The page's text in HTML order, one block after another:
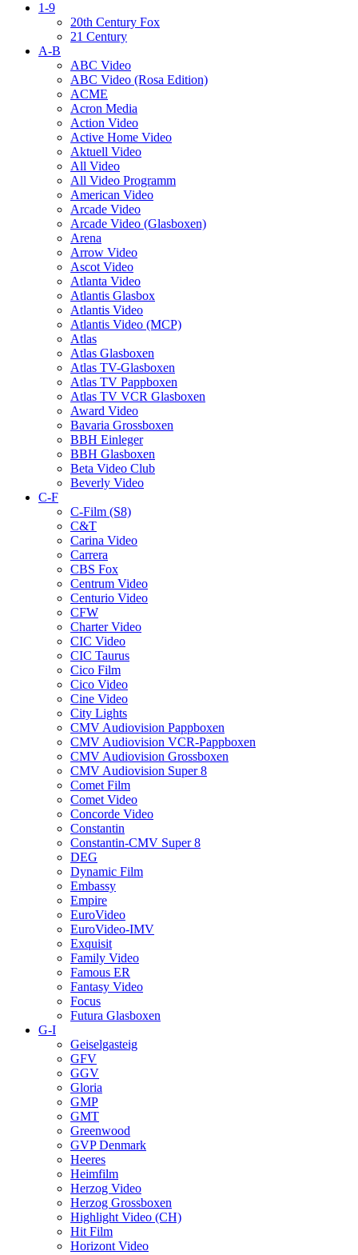
1-9
20th Century Fox
21 Century
A-B
ABC Video
ABC Video (Rosa Edition)
ACME
Acron Media
Action Video
Active Home Video
Aktuell Video
All Video
All Video Programm
American Video
Arcade Video
Arcade Video (Glasboxen)
Arena
Arrow Video
Ascot Video
Atlanta Video
Atlantis Glasbox
Atlantis Video
Atlantis Video (MCP)
Atlas
Atlas Glasboxen
Atlas TV-Glasboxen
Atlas TV Pappboxen
Atlas TV VCR Glasboxen
Award Video
Bavaria Grossboxen
BBH Einleger
BBH Glasboxen
Beta Video Club
Beverly Video
C-F
C-Film (S8)
C&T
Carina Video
Carrera
CBS Fox
Centrum Video
Centurio Video
CFW
Charter Video
CIC Video
CIC Taurus
Cico Film
Cico Video
Cine Video
City Lights
CMV Audiovision Pappboxen
CMV Audiovision VCR-Pappboxen
CMV Audiovision Grossboxen
CMV Audiovision Super 8
Comet Film
Comet Video
Concorde Video
Constantin
Constantin-CMV Super 8
DEG
Dynamic Film
Embassy
Empire
EuroVideo
EuroVideo-IMV
Exquisit
Family Video
Famous ER
Fantasy Video
Focus
Futura Glasboxen
G-I
Geiselgasteig
GFV
GGV
Gloria
GMP
GMT
Greenwood
GVP Denmark
Heeres
Heimfilm
Herzog Video
Herzog Grossboxen
Highlight Video (CH)
Hit Film
Horizont Video